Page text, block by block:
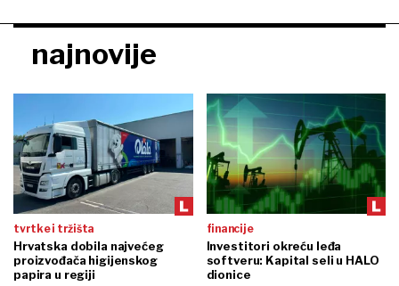
najnovije
tvrtke i tržišta
Hrvatska dobila najvećeg
proizvođača higijenskog
papira u regiji
financije
Investitori okreću leđa
softveru: Kapital seli u HALO
dionice